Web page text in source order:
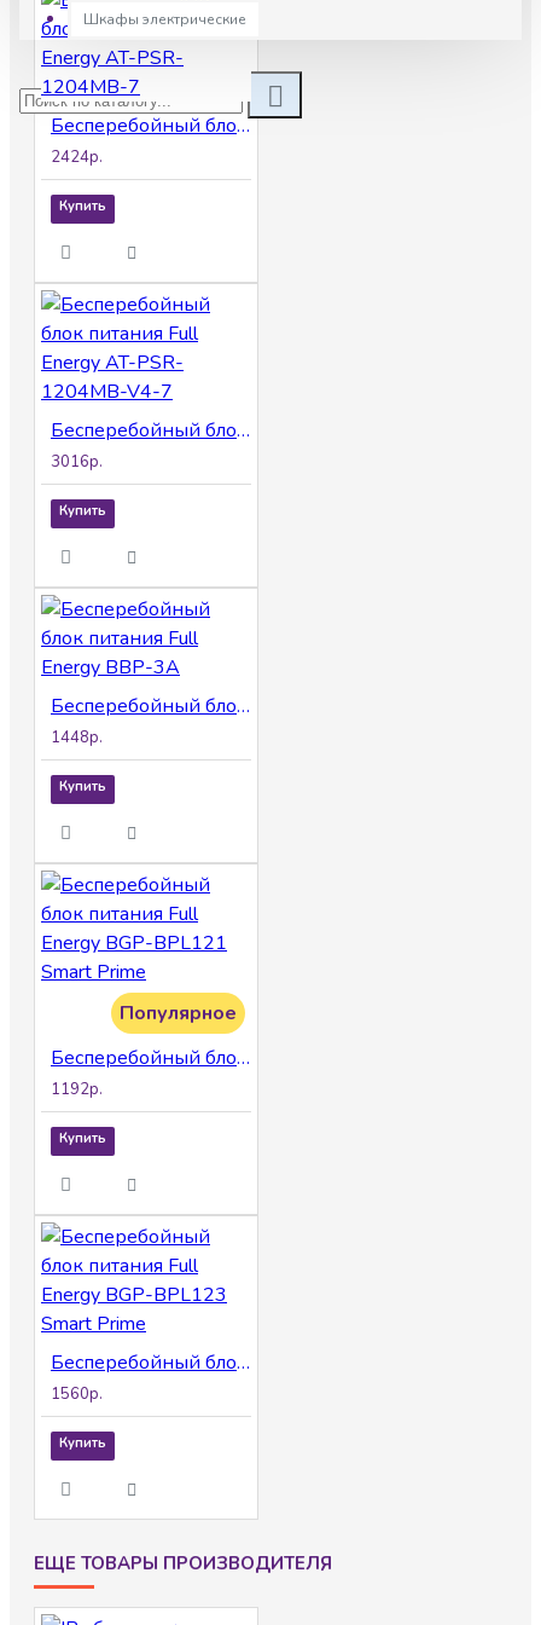
Шкафы электрические
Бесперебойный блок питания Full Energy AT-PSR-1204MB-7
2424р.
Купить
Бесперебойный блок питания Full Energy AT-PSR-1204MB-V4-7
3016р.
Купить
Бесперебойный блок питания Full Energy BBP-3A
1448р.
Купить
Популярное
Бесперебойный блок питания Full Energy BGP-BPL121 Smart Prime
1192р.
Купить
Бесперебойный блок питания Full Energy BGP-BPL123 Smart Prime
1560р.
Купить
ЕЩЕ ТОВАРЫ ПРОИЗВОДИТЕЛЯ